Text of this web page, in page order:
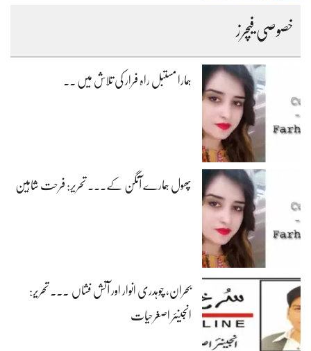
خصوصی فیچرز
ہمارا مستبل راہ فرار کی تلاش میں ۔۔
پھول ہمارے آنگن کے۔۔۔ تحریر: فرحت شاہین
بحران، چوہدری انوار اور آتش فشاں ۔۔۔ تحریر:
انجینئر اصغرحیات